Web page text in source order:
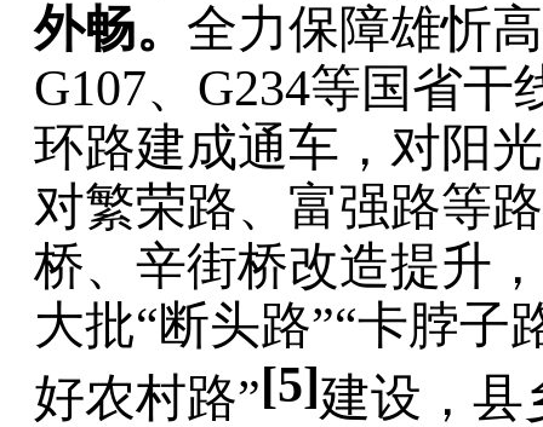
外畅。 全力保障雄忻
G107、 G234等国省干
环路建成通车， 对阳
对繁荣路、富强路等
桥、辛街桥改造提升，
大批“断头路”“卡脖子
好农村路”[5]建设， 县